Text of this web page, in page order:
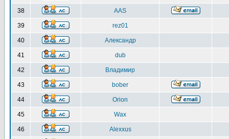
38 AAS
39 rez01
40 Александр
41 dub
42 Владимир
43 bober
44 Orion
45 Wax
46 Alexxus